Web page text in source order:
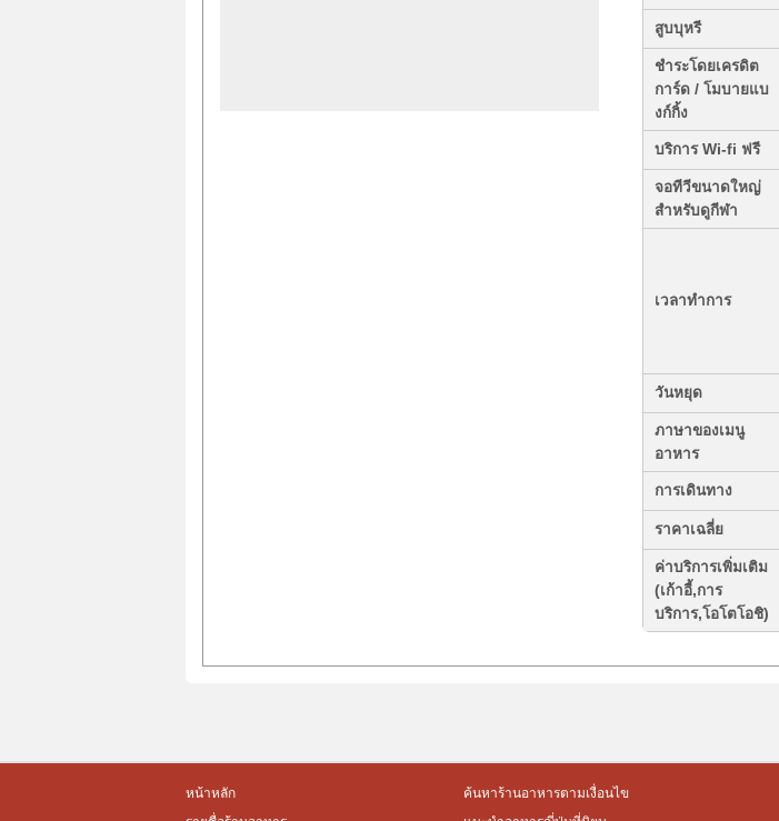
สูบบุหรี
ชำระโดยเครดิต
การ์ด / โมบายแบ
งก์กิ้ง
บริการ Wi-fi ฟรี
จอทีวีขนาดใหญ่
สำหรับดูกีฬา
เวลาทำการ
วันหยุด
ภาษาของเมนู
อาหาร
การเดินทาง
ราคาเฉลี่ย
ค่าบริการเพิ่มเติม
(เก้าอี้,การ
บริการ,โอโตโอชิ)
หน้าหลัก
ค้นหาร้านอาหารตามเงื่อนไข